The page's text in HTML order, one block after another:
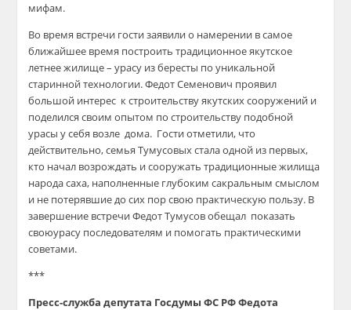
мифам.
Во время встречи гости заявили о намерении в самое
ближайшее время построитьтрадиционное якутское
летнее жилище –урасу из бересты по уникальной
стариннойтехнологии.Федот Семенович проявил
большой интерес к строительству якутских сооружений и
поделился своим опытом по строительству подобной
урасы у себя возле дома. Гости отметили, что
действительно, семьяТумусовыхсталаодной из первых,
кто начал возрождать исооружать традиционныежилища
народа саха, наполненные глубоким сакральным смыслом
и не потерявшие до сих пор свою практическую пользу. В
завершение встречи ФедотТумусовобещал показать
своюурасу последователям и помогать практическими
советами.
***
Пресс-служба депутата Госдумы ФС РФ Федота